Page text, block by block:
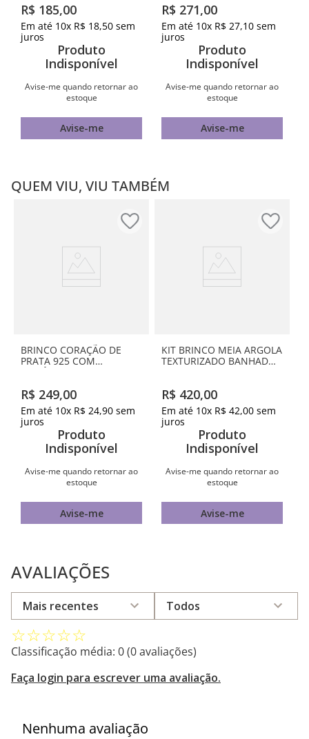
R$ 185,00
Em até 10x R$ 18,50 sem
juros
Produto
Indisponível
Avise-me quando retornar ao
estoque
Avise-me
R$ 271,00
Em até 10x R$ 27,10 sem
juros
Produto
Indisponível
Avise-me quando retornar ao
estoque
Avise-me
QUEM VIU, VIU TAMBÉM
BRINCO CORAÇÃO DE
PRATA 925 COM
ZIRCÔNIAS
R$ 249,00
Em até 10x R$ 24,90 sem
juros
Produto
Indisponível
Avise-me quando retornar ao
estoque
Avise-me
KIT BRINCO MEIA ARGOLA
TEXTURIZADO BANHADO
R$ 420,00
Em até 10x R$ 42,00 sem
juros
Produto
Indisponível
Avise-me quando retornar ao
estoque
Avise-me
AVALIAÇÕES
☆☆☆☆☆
Classificação média: 0(0 avaliações)
Faça login para escrever uma avaliação.
Mais recentes Todos
Nenhuma avaliação